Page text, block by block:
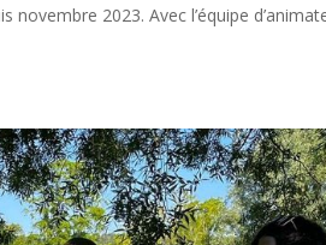
novembre 2023. Avec l’équipe